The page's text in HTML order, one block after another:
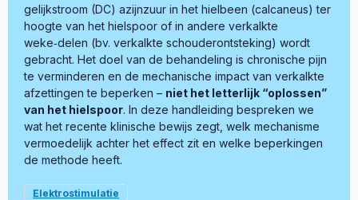
gelijkstroom (DC) azijnzuur in het hielbeen (calcaneus) ter
hoogte van het hielspoor of in andere verkalkte
weke‑delen (bv. verkalkte schouderontsteking) wordt
gebracht. Het doel van de behandeling is chronische pijn
te verminderen en de mechanische impact van verkalkte
afzettingen te beperken – niet het letterlijk “oplossen”
van het hielspoor. In deze handleiding bespreken we
wat het recente klinische bewijs zegt, welk mechanisme
vermoedelijk achter het effect zit en welke beperkingen
de methode heeft.
Elektrostimulatie